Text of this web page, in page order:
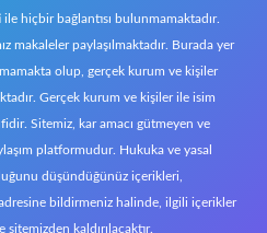
hiçbir bağlantısı bulunmamaktadır.
makaleler paylaşılmaktadır. Burada yer
olup, gerçek kurum ve kişiler
Gerçek kurum ve kişiler ile isim
Sitemiz, kar amacı gütmeyen ve
platformudur. Hukuka ve yasal
düşündüğünüz içerikleri,
bildirmeniz halinde, ilgili içerikler
sitemizden kaldırılacaktır.